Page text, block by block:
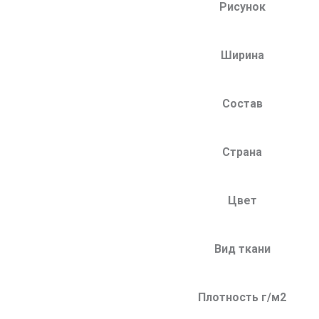
Рисунок
Ширина
Состав
Страна
Цвет
Вид ткани
Плотность г/м2